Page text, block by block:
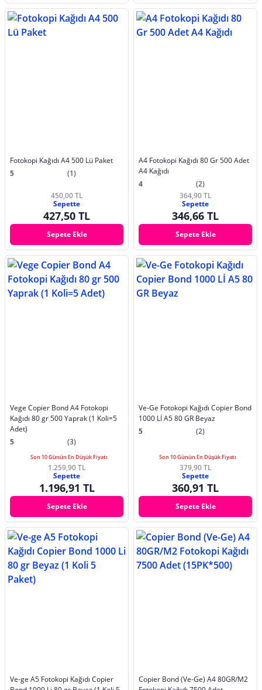
Fotokopi Kağıdı A4 500 Lü Paket
5
(1)
450,00 TL
Sepette
427,50 TL
Sepete Ekle
A4 Fotokopi Kağıdı 80 Gr 500 Adet
A4 Kağıdı
4
(2)
364,90 TL
Sepette
346,66 TL
Sepete Ekle
Vege Copier Bond A4 Fotokopi
Kağıdı 80 gr 500 Yaprak (1 Koli=5
Adet)
5
(3)
Son 10 Günün En Düşük Fiyatı
1.259,90 TL
Sepette
1.196,91 TL
Sepete Ekle
Ve-Ge Fotokopi Kağıdı Copier Bond
1000 Lİ A5 80 GR Beyaz
5
(2)
Son 10 Günün En Düşük Fiyatı
379,90 TL
Sepette
360,91 TL
Sepete Ekle
Ve-ge A5 Fotokopi Kağıdı Copier
Copier Bond (Ve-Ge) A4 80GR/M2